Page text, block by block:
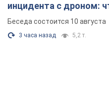
инцидента с дроном:
Беседа состоится 10 августа
3 часа назад 5,2 т.